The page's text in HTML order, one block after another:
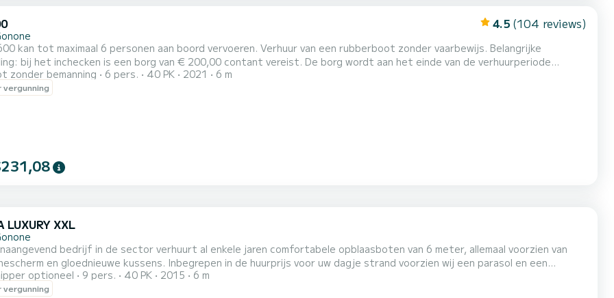
4.5 (104 reviews)
maximaal 6 personen aan boord vervoeren. Verhuur van een rubberboot zonder vaarbewijs. Belangrijke
bij het inchecken is een borg van € 200,00 contant vereist. De borg wordt aan het einde van de verhuurperiode
na controle van de integriteit van de rubberboot en de uitrusting aan boord. ------De borg dient ter garantie voor
verlies van uitrusting aan boord of het niet naleven van de verhuurvoorwaarden. NB Het is mogelijk om een
zonder bemanning 6 pers. 40 PK 2021 6 m
vergunning
LUXURY XXL
bedrijf in de sector verhuurt al enkele jaren comfortabele opblaasboten van 6 meter, allemaal voorzien van
en gloednieuwe kussens. Inbegrepen in de huurprijs voor uw dagje strand voorzien wij een parasol en een
u een GEMMA XXL huurt, kunt u de hele GOLF VAN OROSEI bezoeken en stoppen bij de mooiste stranden langs de
hebben onze rubberboten een gemakkelijke instapladder voor het geval u besluit een duik te nemen in het
optioneel 9 pers. 40 PK 2015 6 m
vergunning